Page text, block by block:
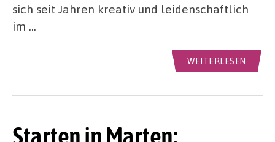
sich seit Jahren kreativ und leidenschaftlich
im …
WEITERLESEN
Starten in Marten: